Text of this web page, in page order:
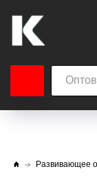
Развивающее